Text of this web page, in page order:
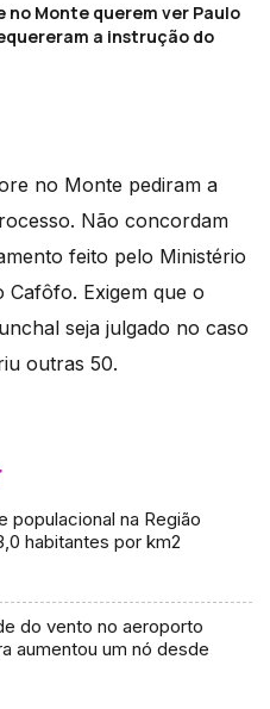
no Monte querem ver Paulo
a instrução do
no Monte pediram a
Não concordam
feito pelo Ministério
Cafôfo. Exigem que o
seja julgado no caso
outras 50.
populacional na Região
habitantes por km2
do vento no aeroporto
aumentou um nó desde